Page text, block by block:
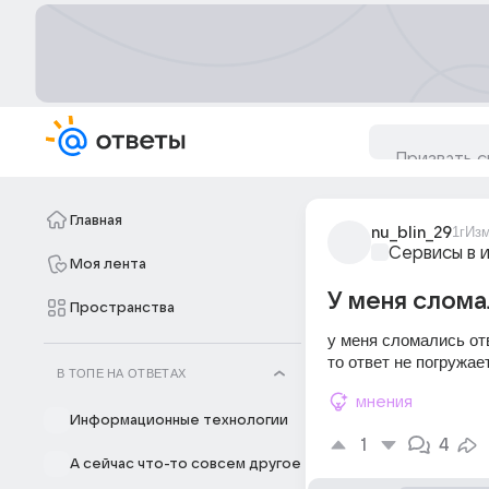
Главная
Моя лента
Пространства
В ТОПЕ НА ОТВЕТАХ
Информационные технологии
А сейчас что-то совсем другое
nu_blin_291г
Сервисы в
У меня
у меня сломались
то ответ не
мнения
1 4